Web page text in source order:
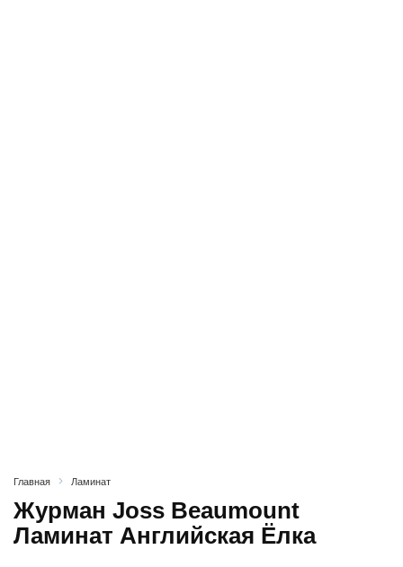
Главная Ламинат
Журман Joss Beaumount
Ламинат Английская Ёлка